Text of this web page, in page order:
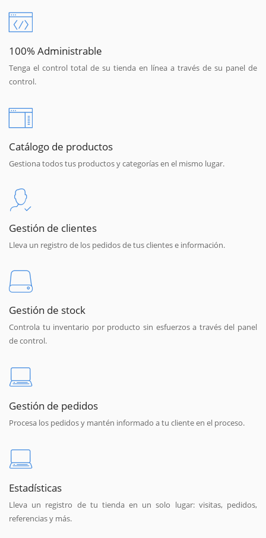
100% Administrable
Tenga el control total de su tienda en línea a través de su panel de
control.
Catálogo de productos
Gestiona todos tus productos y categorías en el mismo lugar.
Gestión de clientes
Lleva un registro de los pedidos de tus clientes e información.
Gestión de stock
Controla tu inventario por producto sin esfuerzos a través del panel
de control.
Gestión de pedidos
Procesa los pedidos y mantén informado a tu cliente en el proceso.
Estadísticas
Lleva un registro de tu tienda en un solo lugar: visitas, pedidos,
referencias y más.